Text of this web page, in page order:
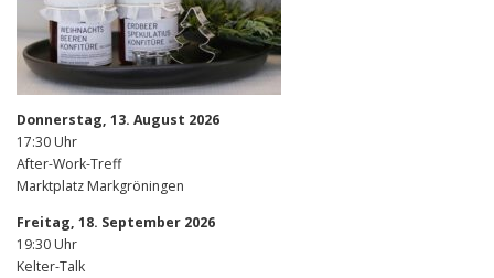
Donnerstag, 13. August 2026
17:30 Uhr
After-Work-Treff
Marktplatz Markgröningen
Freitag, 18. September 2026
19:30 Uhr
Kelter-Talk